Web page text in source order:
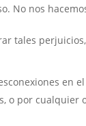
No nos
tales
en
o por cualquier